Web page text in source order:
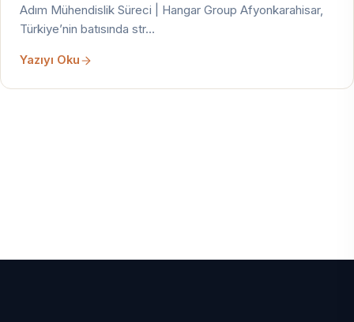
Adım Mühendislik Süreci | Hangar Group Afyonkarahisar,
Türkiye’nin batısında str…
Yazıyı Oku